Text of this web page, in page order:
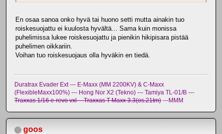
En osaa sanoa onko hyvä tai huono setti mutta ainakin tuo
roiskesuojattu ei kuulosta hyvältä... Sama kuin monissa
puhelimissa lukee roiskesuojattu ja pienikin hikipisara pistää
puhelimen oikkariin.
Voihan tuo roiskesuojaus olla hyväkin en tiedä.
Duratrax Evader Ext --- E-Maxx (MM 2200KV) & C-Maxx
(FlexibleMaxx100%) --- Hong Nor X2 (Tekno) --- Tamiya TL-01/B ---
Traxxas 1/16 e-revo vxl -- Traxxas T-Maxx 3.3(os.21tm) ---MMM
goos